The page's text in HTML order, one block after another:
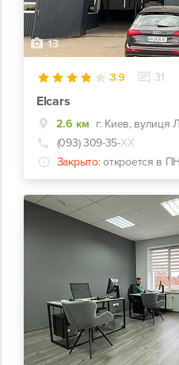
13
3.9 31
Elcars
2.6 км г. Киев, вулиця
(093) 309-35-ХХ
Закрыто: откроется в